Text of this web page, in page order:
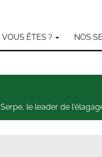
VOUS ÊTES ? NOS
Serpe, le leader de